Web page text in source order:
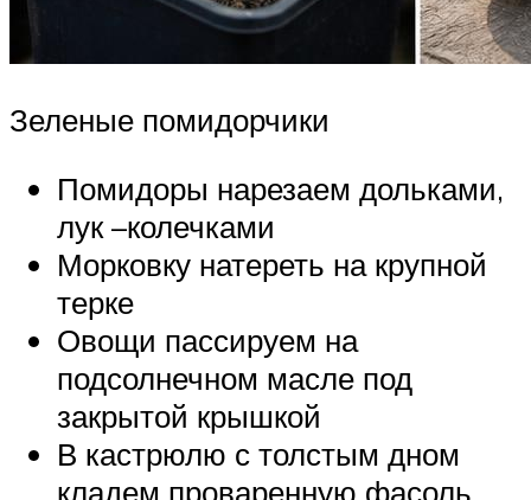
Зеленые помидорчики
Помидоры нарезаем дольками,
лук –колечками
Морковку натереть на крупной
терке
Овощи пассируем на
подсолнечном масле под
закрытой крышкой
В кастрюлю с толстым дном
кладем проваренную фасоль,